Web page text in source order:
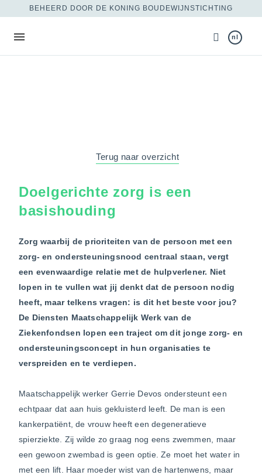
BEHEERD DOOR DE KONING BOUDEWIJNSTICHTING
nl
Terug naar overzicht
Doelgerichte zorg is een
basishouding
Zorg waarbij de prioriteiten van de persoon met een
zorg- en ondersteuningsnood centraal staan, vergt
een evenwaardige relatie met de hulpverlener. Niet
lopen in te vullen wat jij denkt dat de persoon nodig
heeft, maar telkens vragen: is dit het beste voor jou?
De Diensten Maatschappelijk Werk van de
Ziekenfondsen lopen een traject om dit jonge zorg- en
ondersteuningsconcept in hun organisaties te
verspreiden en te verdiepen.
Maatschappelijk werker Gerrie Devos ondersteunt een
echtpaar dat aan huis gekluisterd leeft. De man is een
kankerpatiënt, de vrouw heeft een degeneratieve
spierziekte. Zij wilde zo graag nog eens zwemmen, maar
een gewoon zwembad is geen optie. Ze moet het water in
met een lift. Haar moeder wist van de hartenwens, maar